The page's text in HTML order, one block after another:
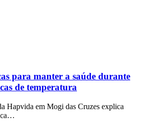
para manter a saúde durante
de temperatura
Hapvida em Mogi das Cruzes explica